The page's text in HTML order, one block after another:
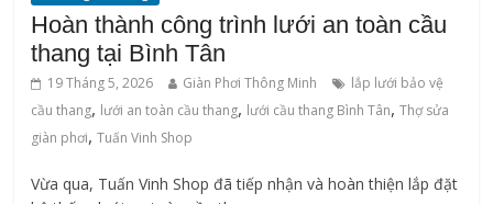
Hoàn thành công trình lưới an toàn cầu
thang tại Bình Tân
19 Tháng 5, 2026 Giàn Phơi Thông Minh
lắp lưới bảo vệ
cầu thang, lưới an toàn cầu thang, lưới cầu thang Bình Tân,Thợ sửa
giàn phơi,Tuấn Vinh Shop
Vừa qua, Tuấn Vinh Shop đã tiếp nhận và hoàn thiện lắp đặt